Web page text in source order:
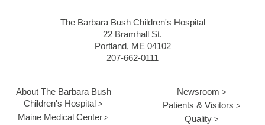
The Barbara Bush Children's Hospital
22 Bramhall St.
Portland, ME 04102
207-662-0111
About The Barbara Bush
Children's Hospital
Maine Medical Center
Newsroom
Patients & Visitors
Quality